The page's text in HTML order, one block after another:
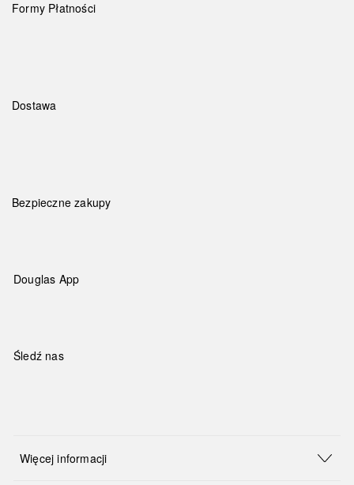
Formy Płatności
Dostawa
Bezpieczne zakupy
Douglas App
Śledź nas
Więcej informacji